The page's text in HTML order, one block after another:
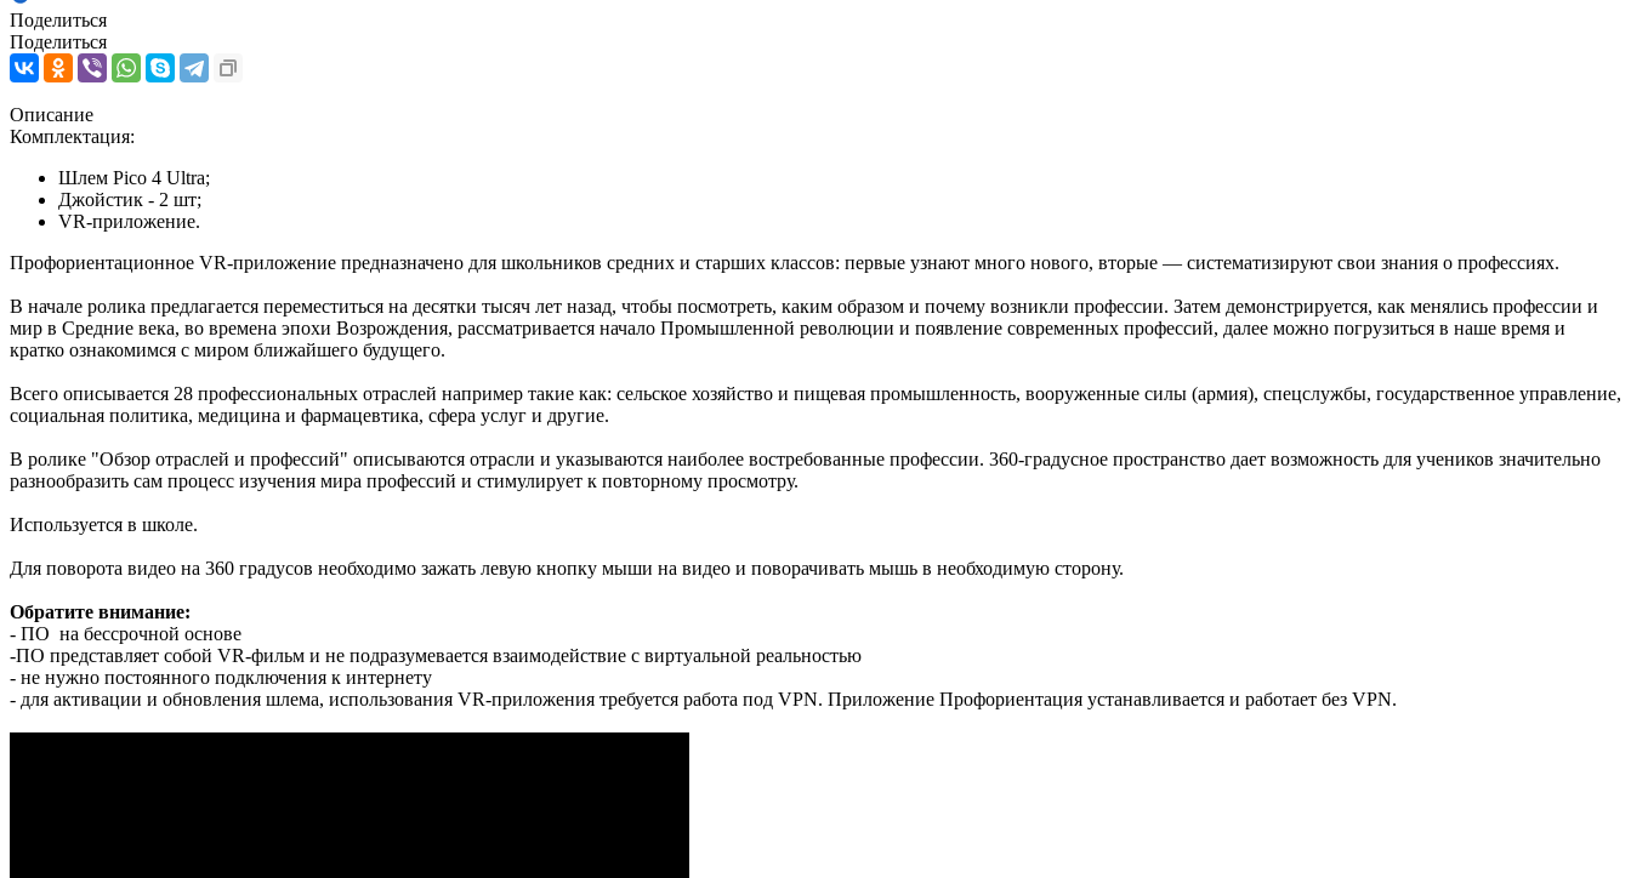
Поделиться
Поделиться
Описание
Комплектация:
Шлем Pico 4 Ultra;
Джойстик - 2 шт;
VR-приложение.
Профориентационное VR-приложение предназначено для школьников средних и старших классов: первые узнают много нового, вторые — систематизируют свои знания о профессиях.
В начале ролика предлагается переместиться на десятки тысяч лет назад, чтобы посмотреть, каким образом и почему возникли профессии. Затем демонстрируется, как менялись профессии и
мир в Средние века, во времена эпохи Возрождения, рассматривается начало Промышленной революции и появление современных профессий, далее можно погрузиться в наше время и
кратко ознакомимся с миром ближайшего будущего.
Всего описывается 28 профессиональных отраслей например такие как: сельское хозяйство и пищевая промышленность, вооруженные силы (армия), спецслужбы, государственное управление,
социальная политика, медицина и фармацевтика, сфера услуг и другие.
В ролике "Обзор отраслей и профессий" описываются отрасли и указываются наиболее востребованные профессии. 360-градусное пространство дает возможность для учеников значительно
разнообразить сам процесс изучения мира профессий и стимулирует к повторному просмотру.
Используется в школе.
Для поворота видео на 360 градусов необходимо зажать левую кнопку мыши на видео и поворачивать мышь в необходимую сторону.
Обратите внимание:
- ПО на бессрочной основе
-ПО представляет собой VR-фильм и не подразумевается взаимодействие с виртуальной реальностью
- не нужно постоянного подключения к интернету
- для активации и обновления шлема, использования VR-приложения требуется работа под VPN. Приложение Профориентация устанавливается и работает без VPN.